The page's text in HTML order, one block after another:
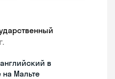
в
Мальте